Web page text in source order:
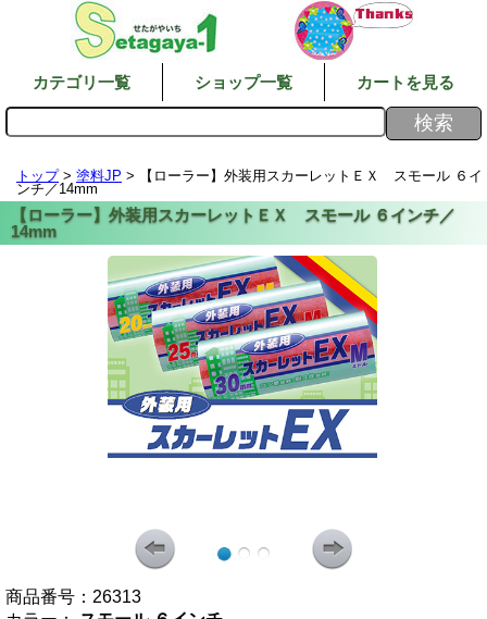
カテゴリ一覧 ショップ一覧 カートを見る
トップ> 塗料JP > 【ローラー】外装用スカーレットＥＸ スモール ６イ
ンチ／14mm
商品番号： 26313